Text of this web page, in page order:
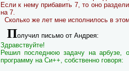
Если к нему прибавить 7, то оно
на 7.
Сколько же лет мне исполнилось в
Получил письмо от Андрея:
Здравствуйте!
Решил последнюю задачу на арбузе,
программу на Си++, собственно говоря: